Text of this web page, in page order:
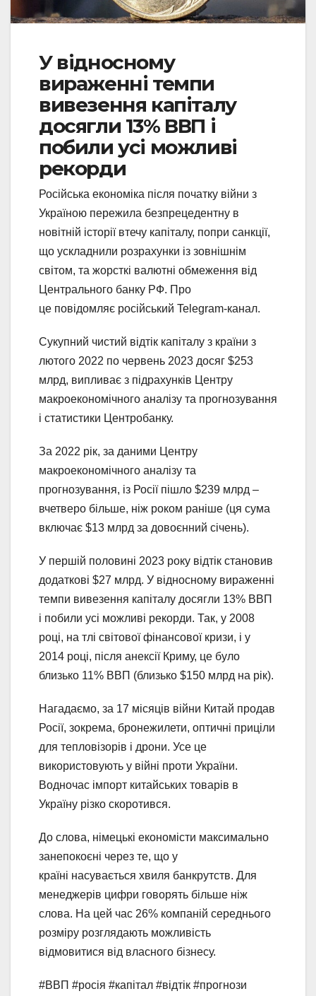
У відносному
вираженні темпи
вивезення капіталу
досягли 13% ВВП і
побили усі можливі
рекорди
Російська економіка після початку війни з
Україною пережила безпрецедентну в
новітній історії втечу капіталу, попри санкції,
що ускладнили розрахунки із зовнішнім
світом, та жорсткі валютні обмеження від
Центрального банку РФ. Про
це повідомляє російський Telegram-канал.
Сукупний чистий відтік капіталу з країни з
лютого 2022 по червень 2023 досяг $253
млрд, випливає з підрахунків Центру
макроекономічного аналізу та прогнозування
і статистики Центробанку.
За 2022 рік, за даними Центру
макроекономічного аналізу та
прогнозування, із Росії пішло $239 млрд –
вчетверо більше, ніж роком раніше (ця сума
включає $13 млрд за довоєнний січень).
У першій половині 2023 року відтік становив
додаткові $27 млрд. У відносному вираженні
темпи вивезення капіталу досягли 13% ВВП
і побили усі можливі рекорди. Так, у 2008
році, на тлі світової фінансової кризи, і у
2014 році, після анексії Криму, це було
близько 11% ВВП (близько $150 млрд на рік).
Нагадаємо, за 17 місяців війни Китай продав
Росії, зокрема, бронежилети, оптичні приціли
для тепловізорів і дрони. Усе це
використовують у війні проти України.
Водночас імпорт китайських товарів в
Україну різко скоротився.
До слова, німецькі економісти максимально
занепокоєні через те, що у
країні насувається хвиля банкрутств. Для
менеджерів цифри говорять більше ніж
слова. На цей час 26% компаній середнього
розміру розглядають можливість
відмовитися від власного бізнесу.
#ВВП #росія #капітал #відтік #прогнози